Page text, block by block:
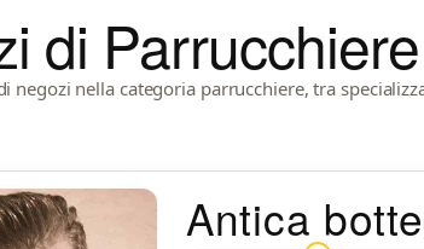
di Parrucchiere
negozi nella categoria parrucchiere, tra
Antica